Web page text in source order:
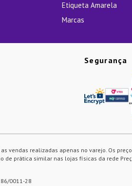
Etiqueta Amarela
Marcas
Segurança
vendas realizadas apenas no varejo. Os
prática similar nas lojas físicas da rede
0011-28